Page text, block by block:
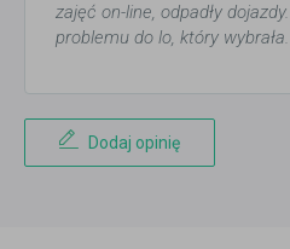
zajęć on-line, odpadły
problemu do lo, który
Dodaj opinię